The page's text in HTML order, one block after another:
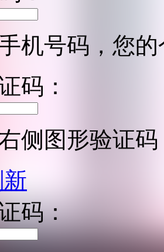
机号码，您
码：
侧图形验证码
码：